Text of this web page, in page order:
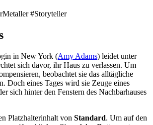
#Storyteller
in New York (Amy Adams) leidet unter
sich davor, ihr Haus zu verlassen. Um
beobachtet sie das alltägliche
Doch eines Tages wird sie Zeuge eines
sich hinter den Fenstern des Nachbarhauses
Platzhalterinhalt von Standard. Um auf den